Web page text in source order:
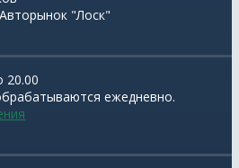
"Лоск"
20.00
ежедневно.